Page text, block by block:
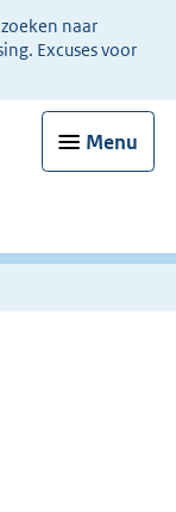
naar
Excuses voor
Menu